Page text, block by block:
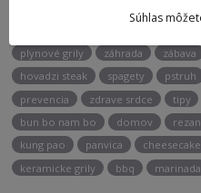
plynové grily
záhrada zábava
hovadzi steak
spagety pstruh
prevencia
zdrave srdce tipy
bun bo nam bo
domov
kung pao
panvica cheesecake
keramicke grily
bbq marinada
Súhlas